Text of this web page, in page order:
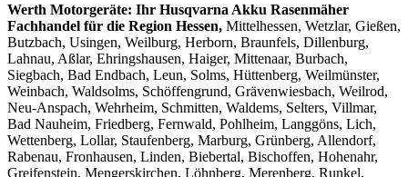
Werth Motorgeräte: Ihr Husqvarna Akku Rasenmäher
Fachhandel für die Region Hessen, Mittelhessen, Wetzlar, Gießen,
Butzbach, Usingen, Weilburg, Herborn, Braunfels, Dillenburg,
Lahnau, Aßlar, Ehringshausen, Haiger, Mittenaar, Burbach,
Siegbach, Bad Endbach, Leun, Solms, Hüttenberg, Weilmünster,
Weinbach, Waldsolms, Schöffengrund, Grävenwiesbach, Weilrod,
Neu-Anspach, Wehrheim, Schmitten, Waldems, Selters, Villmar,
Bad Nauheim, Friedberg, Fernwald, Pohlheim, Langgöns, Lich,
Wettenberg, Lollar, Staufenberg, Marburg, Grünberg, Allendorf,
Rabenau, Fronhausen, Linden, Biebertal, Bischoffen, Hohenahr,
Greifenstein, Mengerskirchen, Löhnberg, Merenberg, Runkel,